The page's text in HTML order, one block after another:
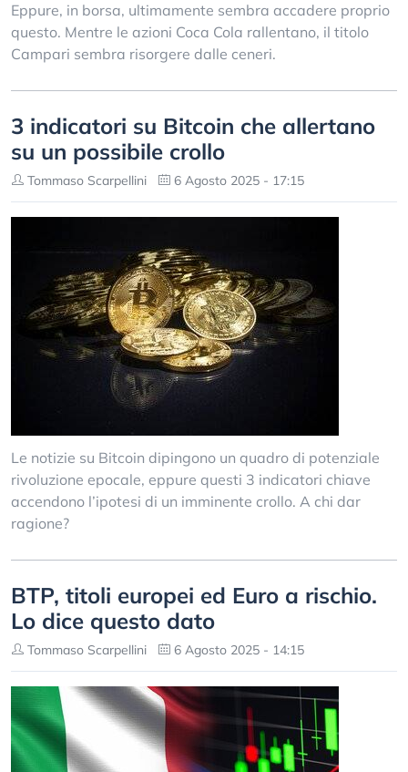
Eppure, in borsa, ultimamente sembra accadere proprio
questo. Mentre le azioni Coca Cola rallentano, il titolo
Campari sembra risorgere dalle ceneri.
3 indicatori su Bitcoin che allertano
su un possibile crollo
Tommaso Scarpellini 6 Agosto 2025 - 17:15
Le notizie su Bitcoin dipingono un quadro di potenziale
rivoluzione epocale, eppure questi 3 indicatori chiave
accendono l’ipotesi di un imminente crollo. A chi dar
ragione?
BTP, titoli europei ed Euro a rischio.
Lo dice questo dato
Tommaso Scarpellini 6 Agosto 2025 - 14:15